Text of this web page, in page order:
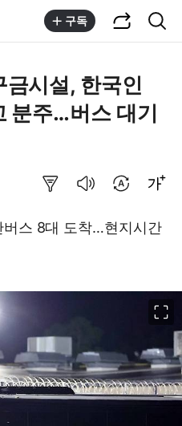
구독
시설, 한국인
분주…버스 대기
버스 8대 도착…현지시간